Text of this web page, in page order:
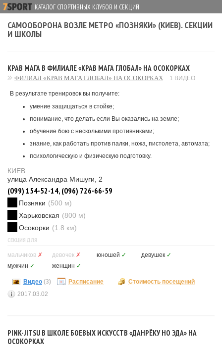
КАТАЛОГ СПОРТИВНЫХ КЛУБОВ И СЕКЦИЙ
САМООБОРОНА ВОЗЛЕ МЕТРО «ПОЗНЯКИ» (КИЕВ). СЕКЦИИ
И ШКОЛЫ
КРАВ МАГА В ФИЛИАЛЕ «КРАВ МАГА ГЛОБАЛ» НА ОСОКОРКАХ
ФИЛИАЛ «КРАВ МАГА ГЛОБАЛ» НА ОСОКОРКАХ 1 ВИДЕО
В результате тренировок вы получите:
умение защищаться в стойке;
понимание, что делать если Вы оказались на земле;
обучение бою с несколькими противниками;
знание, как работать против палки, ножа, пистолета, автомата;
психологическую и физическую подготовку.
КИЕВ
улица Александра Мишуги, 2
(099) 154-52-14, (096) 726-66-59
Позняки (500 м)
Харьковская (800 м)
Осокорки (1.8 км)
СЕКЦИЯ ДЛЯ
мальчиков ✗ девочек ✗ юношей ✓ девушек ✓
мужчин ✓ женщин ✓
Видео (3) Расписание
Стоимость посещений
2017.03.02
PINK-JITSU В ШКОЛЕ БОЕВЫХ ИСКУССТВ «ДАНРЁКУ НО ЭДА» НА
ОСОКОРКАХ